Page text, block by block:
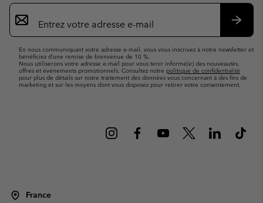
Inscription
par
e-
En nous communiquant votre adresse e-mail, vous vous inscrivez à notre newsletter et
bénéficiez d’une remise de bienvenue de 10 %.
Nous utiliserons votre adresse e-mail pour vous tenir informé(e) des nouveautés,
offres et événements promotionnels. Consultez notre politique de confidentialité
pour plus de détails sur notre traitement des données vous concernant à des fins de
marketing et sur les moyens dont vous disposez pour retirer votre consentement.
France